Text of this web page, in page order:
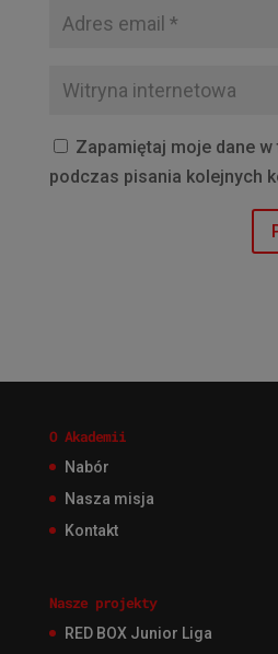
Zapamiętaj moje dane
podczas pisania kolejnych
O Akademii
Nabór
Nasza misja
Kontakt
Nasze projekty
RED BOX Junior Liga